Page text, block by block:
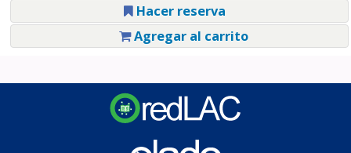
Hacer reserva
Agregar al carrito